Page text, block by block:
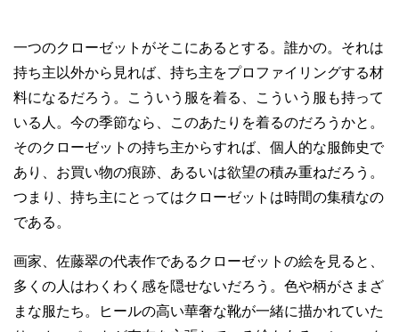
一つのクローゼットがそこにあるとする。誰かの。それは
持ち主以外から見れば、持ち主をプロファイリングする材
料になるだろう。こういう服を着る、こういう服も持って
いる人。今の季節なら、このあたりを着るのだろうかと。
そのクローゼットの持ち主からすれば、個人的な服飾史で
あり、お買い物の痕跡、あるいは欲望の積み重ねだろう。
つまり、持ち主にとってはクローゼットは時間の集積なの
である。
画家、佐藤翠の代表作であるクローゼットの絵を見ると、
多くの人はわくわく感を隠せないだろう。色や柄がさまざ
まな服たち。ヒールの高い華奢な靴が一緒に描かれていた